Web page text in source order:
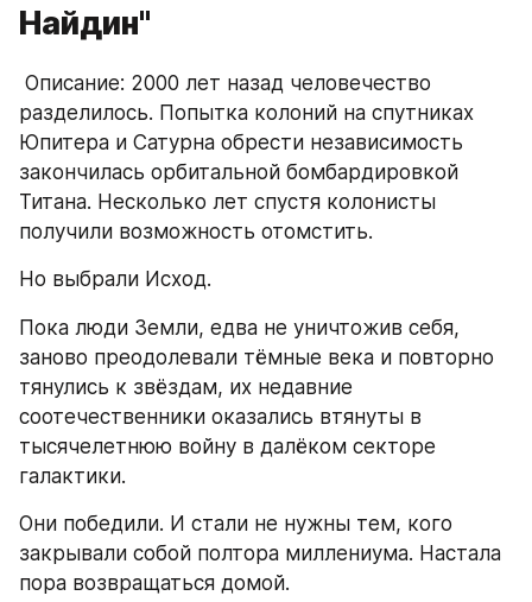
Найдин"
разделилось. Попытка колоний на спутниках
Юпитера и Сатурна обрести независимость
закончилась орбитальной бомбардировкой
Титана. Несколько лет спустя колонисты
получили возможность отомстить.
Но выбрали Исход.
Пока люди Земли, едва не уничтожив себя,
заново преодолевали тёмные века и повторно
тянулись к звёздам, их недавние
соотечественники оказались втянуты в
тысячелетнюю войну в далёком секторе
галактики.
Они победили. И стали не нужны тем, кого
закрывали собой полтора миллениума. Настала
пора возвращаться домой.